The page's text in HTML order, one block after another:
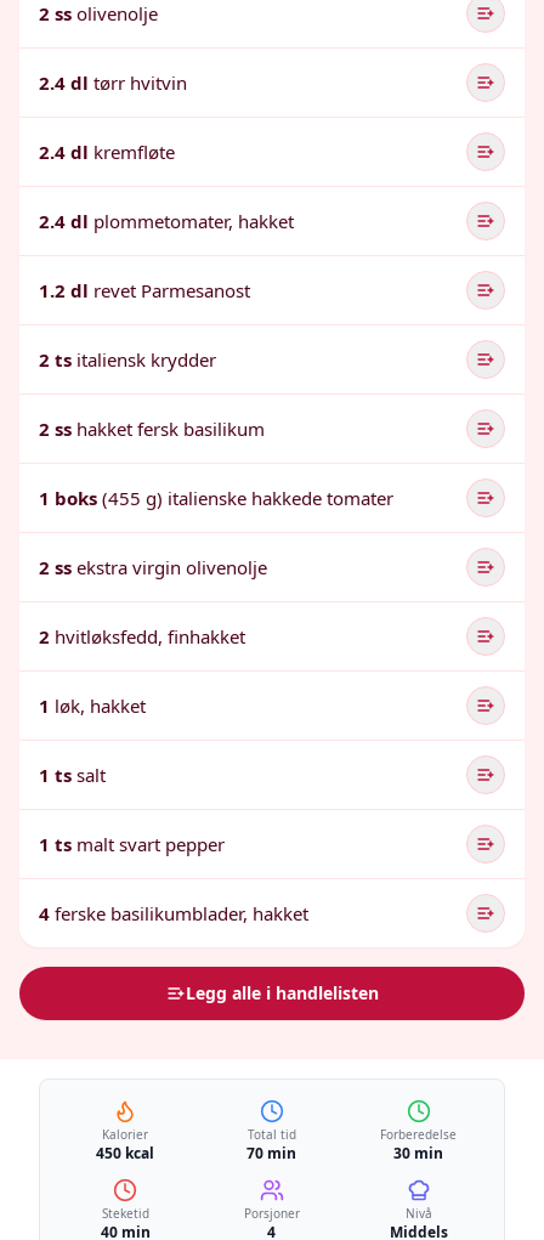
2 ss olivenolje
2.4 dl tørr hvitvin
2.4 dl kremfløte
2.4 dl plommetomater, hakket
1.2 dl revet Parmesanost
2 ts italiensk krydder
2 ss hakket fersk basilikum
1 boks (455 g) italienske hakkede tomater
2 ss ekstra virgin olivenolje
2 hvitløksfedd, finhakket
1 løk, hakket
1 ts salt
1 ts malt svart pepper
4 ferske basilikumblader, hakket
Legg alle i handlelisten
Kalorier
450 kcal
Total tid
70 min
Forberedelse
30 min
Steketid
40 min
Porsjoner
4
Nivå
Middels